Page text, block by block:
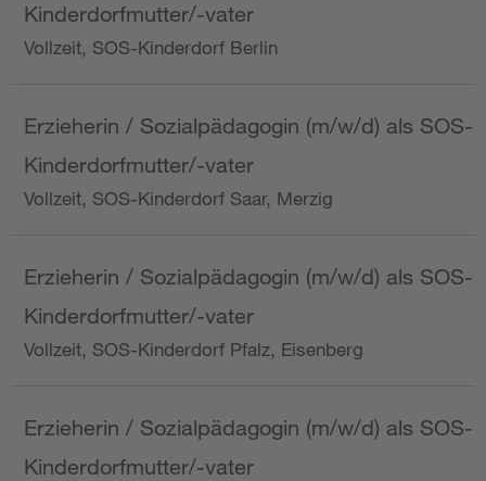
Kinderdorfmutter/-vater
Vollzeit, SOS-Kinderdorf Berlin
Erzieherin / Sozialpädagogin (m/w/d) als SOS-
Kinderdorfmutter/-vater
Vollzeit, SOS-Kinderdorf Saar, Merzig
Erzieherin / Sozialpädagogin (m/w/d) als SOS-
Kinderdorfmutter/-vater
Vollzeit, SOS-Kinderdorf Pfalz, Eisenberg
Erzieherin / Sozialpädagogin (m/w/d) als SOS-
Kinderdorfmutter/-vater